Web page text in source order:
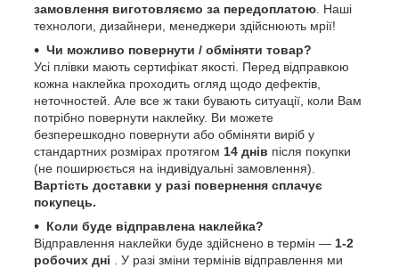
замовлення виготовляємо за передоплатою . Наші
технологи, дизайнери, менеджери здійснюють мрії!
Чи можливо повернути / обміняти товар?
Усі плівки мають сертифікат якості. Перед відправкою
кожна наклейка проходить огляд щодо дефектів,
неточностей. Але все ж таки бувають ситуації, коли Вам
потрібно повернути наклейку. Ви можете
безперешкодно повернути або обміняти виріб у
стандартних розмірах протягом 14 днів після покупки
(не поширюється на індивідуальні замовлення).
Вартість доставки у разі повернення сплачує
покупець.
Коли буде відправлена наклейка?
Відправлення наклейки буде здійснено в термін — 1-2
робочих дні . У разі зміни термінів відправлення ми